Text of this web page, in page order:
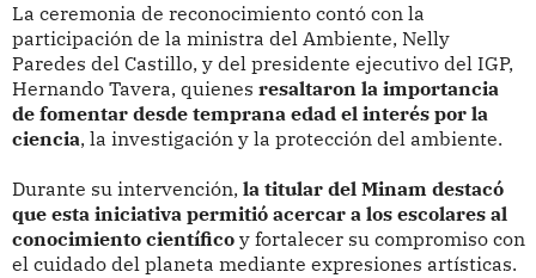
La ceremonia de reconocimiento contó con la
participación de la ministra del Ambiente, Nelly
Paredes del Castillo, y del presidente ejecutivo del IGP,
Hernando Tavera, quienes resaltaron la importancia
de fomentar desde temprana edad el interés por la
ciencia, la investigación y la protección del ambiente.
Durante su intervención, la titular del Minam destacó
que esta iniciativa permitió acercar a los escolares al
conocimiento científicoy fortalecer su compromiso con
el cuidado del planeta mediante expresiones artísticas.